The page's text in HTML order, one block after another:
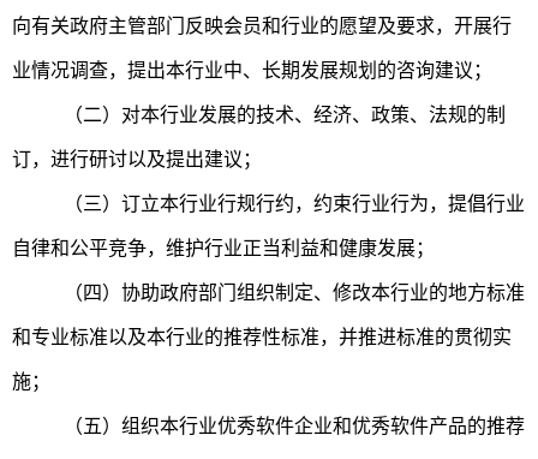
向有关政府主管部门反映会员和行业的愿望及要求，开展行
业情况调查，提出本行业中、长期发展规划的咨询建议；
（二）对本行业发展的技术、经济、政策、法规的制
订，进行研讨以及提出建议；
（三）订立本行业行规行约，约束行业行为，提倡行业
自律和公平竞争，维护行业正当利益和健康发展；
（四）协助政府部门组织制定、修改本行业的地方标准
和专业标准以及本行业的推荐性标准，并推进标准的贯彻实
施；
（五）组织本行业优秀软件企业和优秀软件产品的推荐